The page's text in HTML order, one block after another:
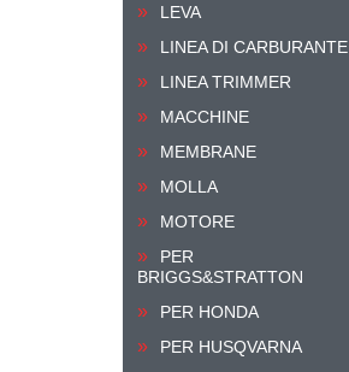
LEVA
LINEA DI CARBURANTE
LINEA TRIMMER
MACCHINE
MEMBRANE
MOLLA
MOTORE
PER
BRIGGS&STRATTON
PER HONDA
PER HUSQVARNA